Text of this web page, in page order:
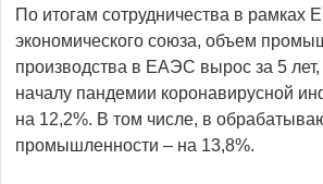
По итогам сотрудничества в рамках
экономического союза, объем
производства в ЕАЭС вырос за 5
началу пандемии коронавирусной
на 12,2%. В том числе, в
промышленности – на 13,8%.